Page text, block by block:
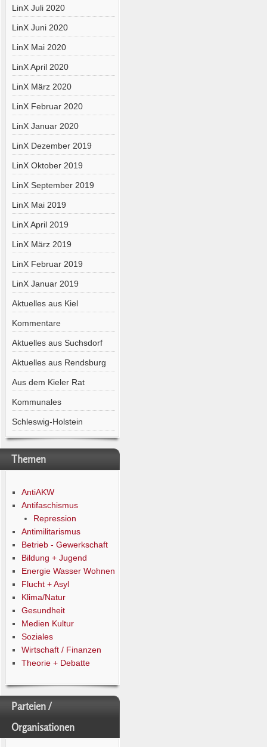
LinX Juli 2020
LinX Juni 2020
LinX Mai 2020
LinX April 2020
LinX März 2020
LinX Februar 2020
LinX Januar 2020
LinX Dezember 2019
LinX Oktober 2019
LinX September 2019
LinX Mai 2019
LinX April 2019
LinX März 2019
LinX Februar 2019
LinX Januar 2019
Aktuelles aus Kiel
Kommentare
Aktuelles aus Suchsdorf
Aktuelles aus Rendsburg
Aus dem Kieler Rat
Kommunales
Schleswig-Holstein
Themen
AntiAKW
Antifaschismus
Repression
Antimilitarismus
Betrieb - Gewerkschaft
Bildung + Jugend
Energie Wasser Wohnen
Flucht + Asyl
Klima/Natur
Gesundheit
Medien Kultur
Soziales
Wirtschaft / Finanzen
Theorie + Debatte
Parteien /
Organisationen